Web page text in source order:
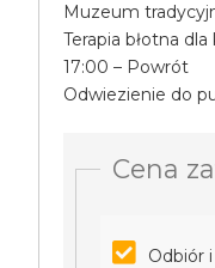
Muzeum
Terapia błotna
17:00 – Powrót
Odwiezienie do
Cena
Odbiór